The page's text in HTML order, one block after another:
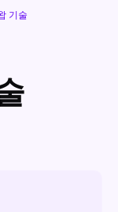
기술